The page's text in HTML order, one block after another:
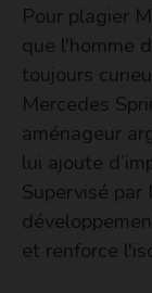
Pour plagier
que l'homme
toujours
Mercedes
aménageur
lui ajoute
Supervisé
et renforce